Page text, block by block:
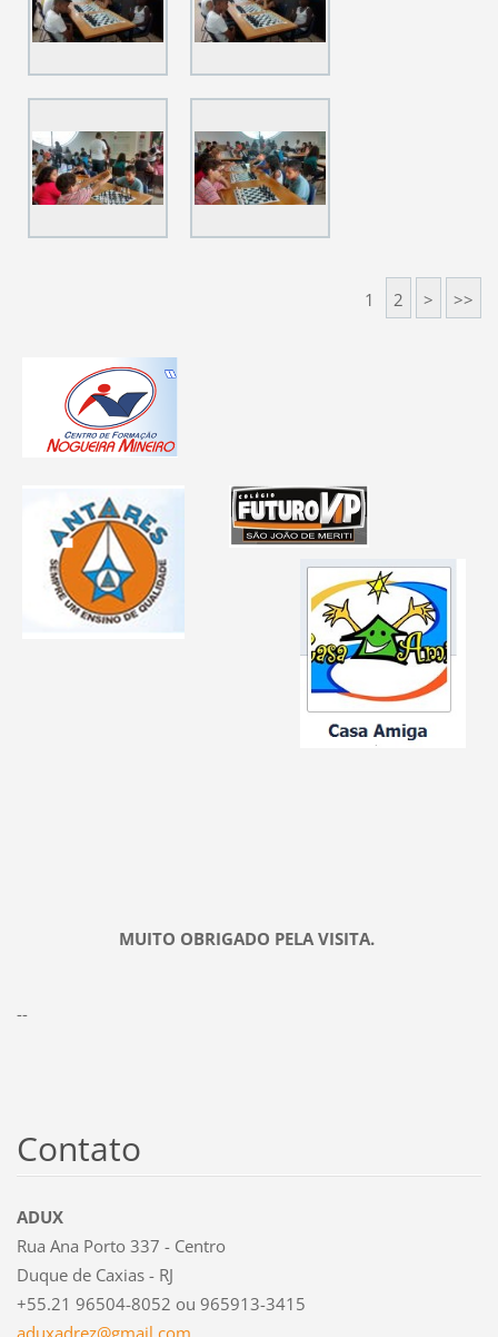
1 2 > >>
MUITO OBRIGADO PELA VISITA.
--
Contato
ADUX
Rua Ana Porto 337 - Centro
Duque de Caxias - RJ
+55.21 96504-8052 ou 965913-3415
aduxadrez@gmail. com